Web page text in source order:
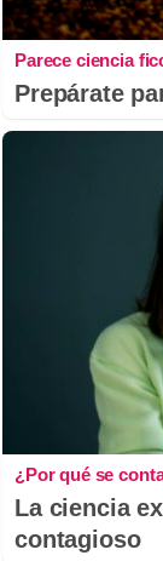
Parece ciencia
Prepárate
¿Por qué se
La ciencia
contagioso